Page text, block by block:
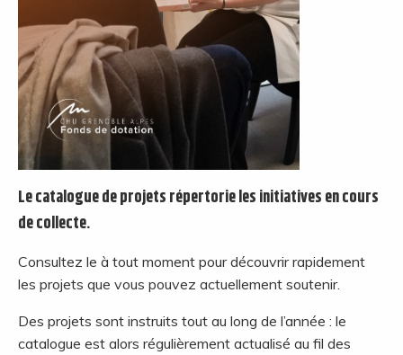
Le catalogue de projets répertorie les initiatives en cours
de collecte.
Consultez le à tout moment pour découvrir rapidement
les projets que vous pouvez actuellement soutenir.
Des projets sont instruits tout au long de l’année : le
catalogue est alors régulièrement actualisé au fil des